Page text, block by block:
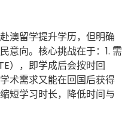
澳留学提升学历，但明确
意向。核心挑战在于：1. 需
），即学成后会按时回
术需求又能在回国后获得
短学习时长，降低时间与